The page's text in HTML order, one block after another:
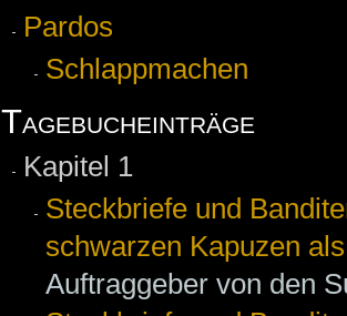
Pardos
Schlappmachen
Tagebucheinträge
Kapitel 1
Steckbriefe und
schwarzen Kapuzen
Auftraggeber von den